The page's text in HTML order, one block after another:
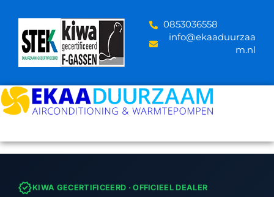
content
‪0853036558
info@ekaaduurzaa
m.nl
verifiedKIWA GECERTIFICEERD · OFFICIEEL DEALER